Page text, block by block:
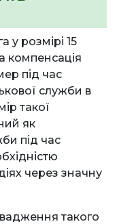
розмірі 15
компенсація
під час
служби в
такої
як
під час
через значну
такого